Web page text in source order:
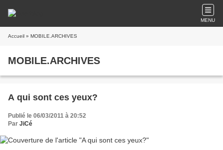
MENU
Accueil » MOBILE.ARCHIVES
MOBILE.ARCHIVES
A qui sont ces yeux?
Publié le 06/03/2011 à 20:52
Par JiCé